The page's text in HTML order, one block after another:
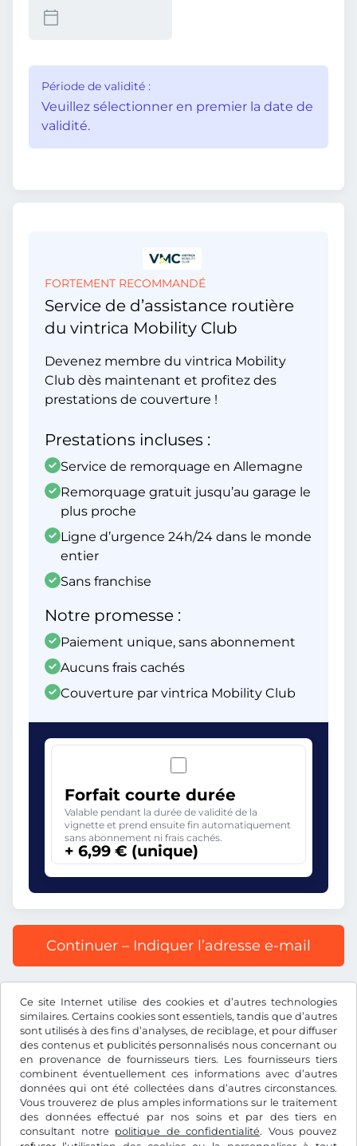
Ce site Internet utilise des cookies et d’autres technologies
similaires. Certains cookies sont essentiels, tandis que d’autres
sont utilisés à des fins d’analyses, de reciblage, et pour diffuser
des contenus et publicités personnalisés nous concernant ou
en provenance de fournisseurs tiers. Les fournisseurs tiers
combinent éventuellement ces informations avec d’autres
données qui ont été collectées dans d’autres circonstances.
Vous trouverez de plus amples informations sur le traitement
des données effectué par nos soins et par des tiers en
consultant notre politique de confidentialité. Vous pouvez
Période de validité :
Veuillez sélectionner en premier la date de
validité.
FORTEMENT RECOMMANDÉ
Service de d’assistance routière
du vintrica Mobility Club
Devenez membre du vintrica Mobility
Club dès maintenant et profitez des
prestations de couverture !
Prestations incluses :
Service de remorquage en Allemagne
Remorquage gratuit jusqu’au garage le
plus proche
Ligne d’urgence 24h/24 dans le monde
entier
Sans franchise
Notre promesse :
Paiement unique, sans abonnement
Aucuns frais cachés
Couverture par vintrica Mobility Club
Forfait courte durée
Valable pendant la durée de validité de la
vignette et prend ensuite fin automatiquement
sans abonnement ni frais cachés.
+ 6,99 € (unique)
Continuer – Indiquer l’adresse e-mail
compris les frais d’enregistrement et la TVA.
€EUR
Facebook Instagram